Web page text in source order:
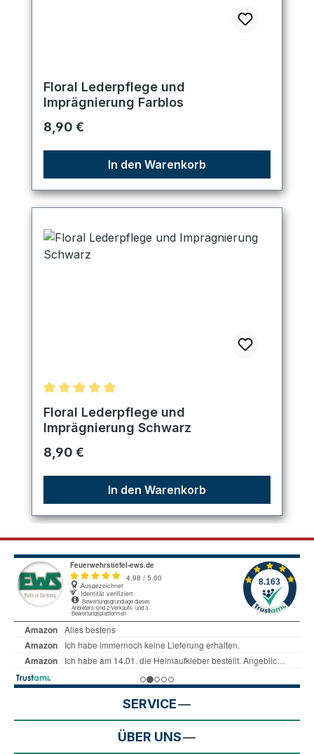
Floral Lederpflege und
Imprägnierung Farblos
Regulärer Preis:
8,90 €
In den Warenkorb
Durchschnittliche Bewertung von 5 von 5 Sternen
Floral Lederpflege und
Imprägnierung Schwarz
Regulärer Preis:
8,90 €
In den Warenkorb
SERVICE
ÜBER UNS